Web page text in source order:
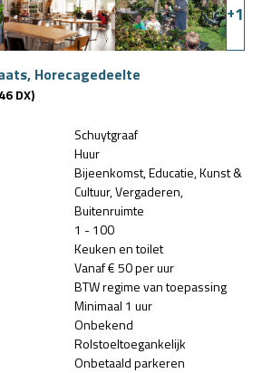
+1
Horecagedeelte
DX)
Schuytgraaf
Huur
Bijeenkomst Educatie Kunst &
Cultuur Vergaderen
Buitenruimte
1 - 100
Keuken en toilet
Vanaf € 50 per uur
BTW regime van toepassing
Minimaal 1 uur
Onbekend
Rolstoeltoegankelijk
Onbetaald parkeren